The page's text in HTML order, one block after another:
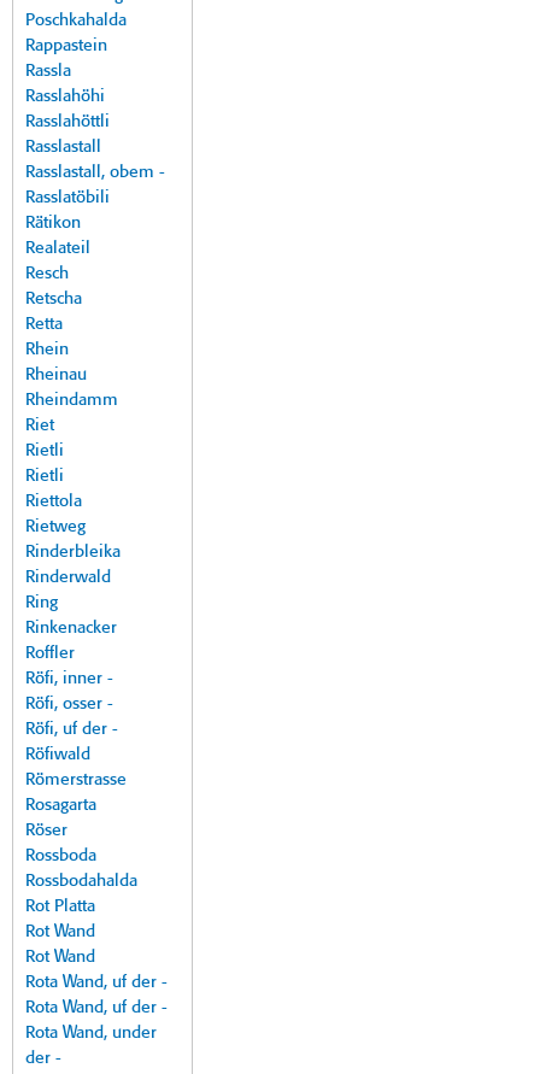
Poschkahalda
Rappastein
Rassla
Rasslahöhi
Rasslahöttli
Rasslastall
Rasslastall, obem -
Rasslatöbili
Rätikon
Realateil
Resch
Retscha
Retta
Rhein
Rheinau
Rheindamm
Riet
Rietli
Rietli
Riettola
Rietweg
Rinderbleika
Rinderwald
Ring
Rinkenacker
Roffler
Röfi, inner -
Röfi, osser -
Röfi, uf der -
Röfiwald
Römerstrasse
Rosagarta
Röser
Rossboda
Rossbodahalda
Rot Platta
Rot Wand
Rot Wand
Rota Wand, uf der -
Rota Wand, uf der -
Rota Wand, under
der -